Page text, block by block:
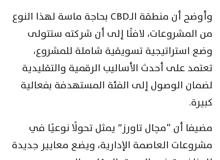
وأوضح أن منطقة الـCBD بحاجة ماسة لهذا النوع
من المشروعات، لافتًا إلى أن شركته ستتولى
وضع استراتيجية تسويقية شاملة للمشروع،
تعتمد على أحدث الأساليب الرقمية والتقليدية
لضمان الوصول إلى الفئة المستهدفة بفعالية
كبيرة.
مضيفا أن “مچال تاورز” يمثل تحولًا نوعيًا في
مشروعات العاصمة الإدارية، ويضع معايير جديدة